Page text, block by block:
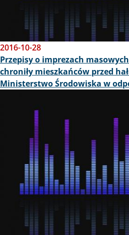
2016-10-28
Przepisy o imprezach
chroniły mieszkańców przed
Ministerstwo Środowiska w